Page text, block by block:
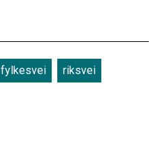
fylkesvei riksvei